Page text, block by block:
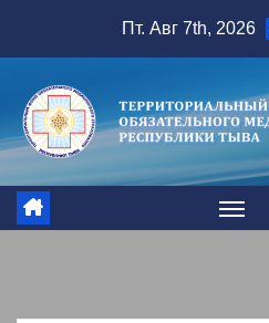
содержимому
Пт. Авг 7th, 2026